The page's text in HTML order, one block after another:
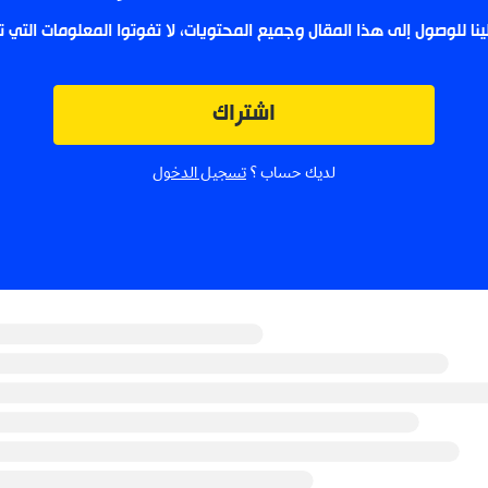
للوصول إلى هذا المقال وجميع المحتويات، لا تفوتوا المعلومات
اشتراك
لديك حساب ؟ تسجيل الدخول